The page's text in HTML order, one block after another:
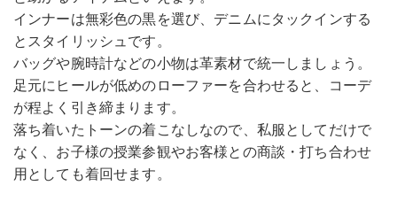
インナーは無彩色の黒を選び、デニムにタックインする
とスタイリッシュです。
バッグや腕時計などの小物は革素材で統一しましょう。
足元にヒールが低めのローファーを合わせると、コーデ
が程よく引き締まります。
落ち着いたトーンの着こなしなので、私服としてだけで
なく、お子様の授業参観やお客様との商談・打ち合わせ
用としても着回せます。